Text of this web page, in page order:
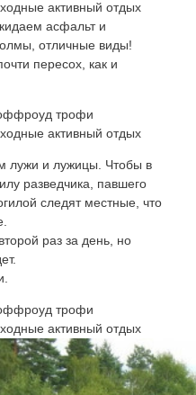
асфальт и
отличные виды!
пересох, как и
лужи и лужицы. Чтобы в
разведчика, павшего
следят местные, что
раз за день, но